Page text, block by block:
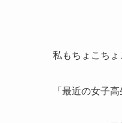
私もちょこちょ
「最近の女子